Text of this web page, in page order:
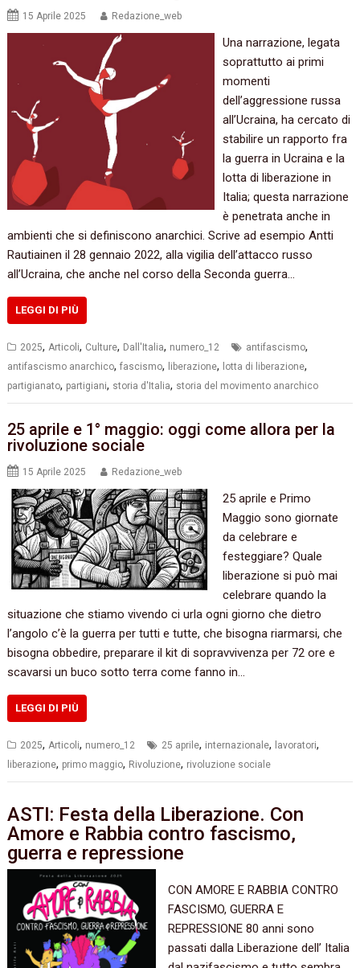
15 Aprile 2025 Redazione_web
Una narrazione, legata
soprattutto ai primi
momenti
dell’aggressione russa
all’Ucraina, ha cercato di
stabilire un rapporto fra
la guerra in Ucraina e la
lotta di liberazione in
Italia; questa narrazione
è penetrata anche in
ambienti che si definiscono anarchici. Scrive ad esempio Antti
Rautiainen il 28 gennaio 2022, alla vigilia dell’attacco russo
all’Ucraina, che anche nel corso della Seconda guerra…
LEGGI DI PIÙ
2025, Articoli, Culture, Dall'Italia, numero_12 antifascismo,
antifascismo anarchico,fascismo, liberazione, lotta di liberazione,
partigianato, partigiani, storia d'Italia, storia del movimento anarchico
25 aprile e 1° maggio: oggi come allora per la
rivoluzione sociale
15 Aprile 2025 Redazione_web
25 aprile e Primo
Maggio sono giornate
da celebrare e
festeggiare? Quale
liberazione si può mai
celebrare quando la
situazione che stiamo vivendo ci urla ogni giorno che dietro
l’angolo c’è la guerra per tutti e tutte, che bisogna riarmarsi, che
bisogna obbedire, preparare il kit di sopravvivenza per 72 ore e
scavarsi un buco sotto terra come fanno in…
LEGGI DI PIÙ
2025,Articoli, numero_12 25 aprile, internazionale, lavoratori,
liberazione, primo maggio, Rivoluzione, rivoluzione sociale
ASTI: Festa della Liberazione. Con
Amore e Rabbia contro fascismo,
guerra e repressione
CON AMORE E RABBIA CONTRO
FASCISMO, GUERRA E
REPRESSIONE 80 anni sono
passati dalla Liberazione dell’ Italia